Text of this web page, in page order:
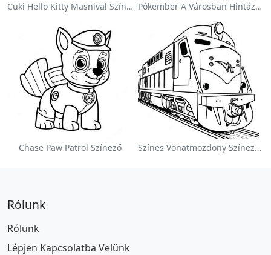
Cuki Hello Kitty Masnival Színezőlap Pókember A Városban Hintázva Színezőlap
Chase Paw Patrol Színező Színes Vonatmozdony Színezőlap
Rólunk
Rólunk
Lépjen Kapcsolatba Velünk